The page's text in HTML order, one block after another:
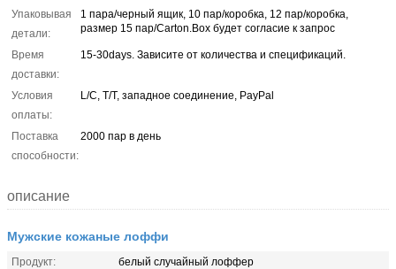
Упаковывая
детали:
1 пара/черный ящик, 10 пар/коробка, 12 пар/коробка,
размер 15 пар/Carton.Box будет согласие к запрос
Время
доставки:
15-30days. Зависите от количества и спецификаций.
Условия
оплаты:
L/C, T/T, западное соединение, PayPal
Поставка
способности:
2000 пар в день
описание
Мужские кожаные лоффи
Продукт:
белый случайный лоффер